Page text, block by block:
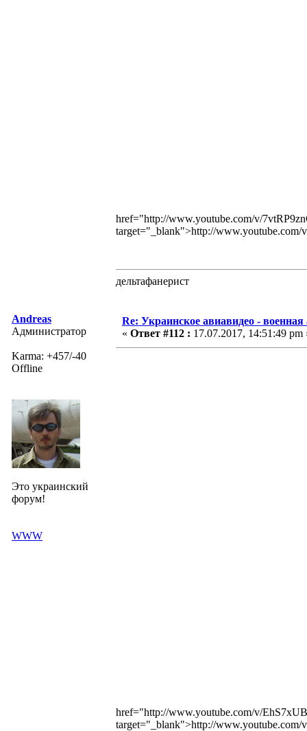
href="http://www.youtube.com/v/
target="_blank">http://
дельтафанерист
Andreas
Администратор
Karma: +457/-40
Offline
Это украинский
форум!
WWW
Re: Украинское авиавидео -
« Ответ #112 : 17.07.2017, 14:51:49 pm
href="http://www.youtube.com/v/
target="_blank">http://